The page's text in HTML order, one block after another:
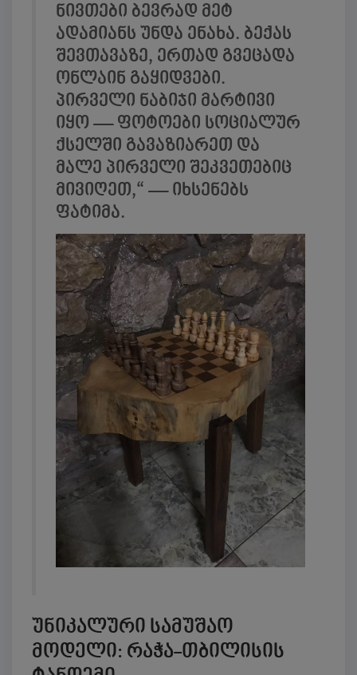
ნივთები ბევრად მეტ
ადამიანს უნდა ენახა. ბექას
შევთავაზე, ერთად გვეცადა
ონლაინ გაყიდვები.
პირველი ნაბიჯი მარტივი
იყო — ფოტოები სოციალურ
ქსელში გავაზიარეთ და
მალე პირველი შეკვეთებიც
მივიღეთ,“ — იხსენებს
ფატიმა.
უნიკალური სამუშაო
მოდელი: რაჭა-თბილისის